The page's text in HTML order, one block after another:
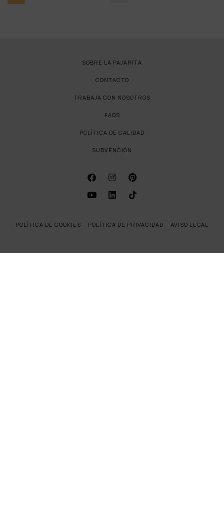
SOBRE LA PAJARITA
CONTACTO
TRABAJA CON NOSOTROS
FAQS
POLÍTICA DE CALIDAD
SUBVENCIÓN
POLÍTICA DE COOKIES POLÍTICA DE PRIVACIDAD AVISO LEGAL